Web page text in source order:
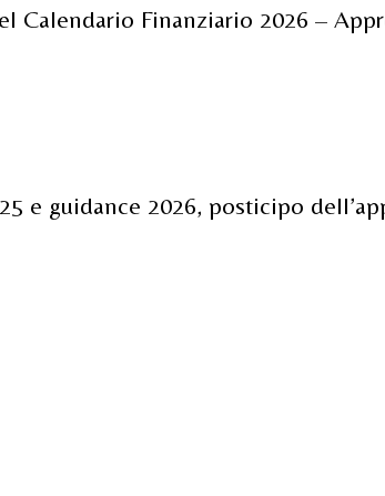
Finanziario 2026 –
e guidance 2026, posticipo